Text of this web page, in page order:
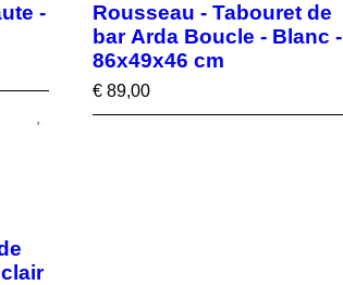
-
Rousseau - Tabouret de
bar Arda Boucle - Blanc -
86x49x46 cm
€ 89,00